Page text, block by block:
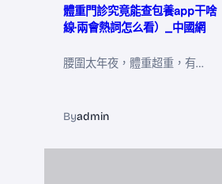
體重門診究竟能查包養app干啥
線·兩會熱詞怎么看）_中國網
腰圍太年夜，體重超重，有…
Byadmin